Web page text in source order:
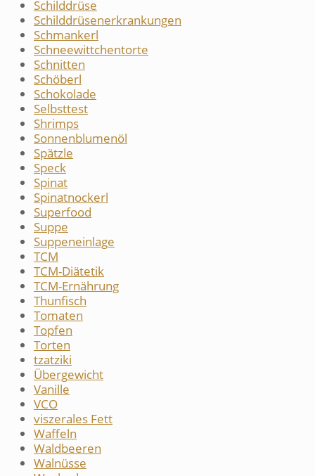
Schilddrüse
Schilddrüsenerkrankungen
Schmankerl
Schneewittchentorte
Schnitten
Schöberl
Schokolade
Selbsttest
Shrimps
Sonnenblumenöl
Spätzle
Speck
Spinat
Spinatnockerl
Superfood
Suppe
Suppeneinlage
TCM
TCM-Diätetik
TCM-Ernährung
Thunfisch
Tomaten
Topfen
Torten
tzatziki
Übergewicht
Vanille
VCO
viszerales Fett
Waffeln
Waldbeeren
Walnüsse